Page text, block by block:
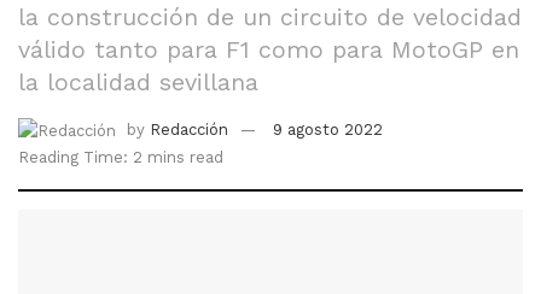
la construcción de un circuito de velocidad
válido tanto para F1 como para MotoGP en
la localidad sevillana
by Redacción
9 agosto 2022
Reading Time: 2 mins read